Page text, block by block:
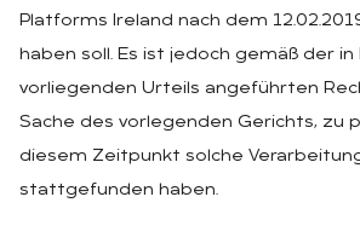
Platforms Ireland nach dem
haben soll. Es ist jedoch gemäß der in
vorliegenden Urteils angeführten
Sache des vorlegenden Gerichts, zu
diesem Zeitpunkt solche
stattgefunden haben.